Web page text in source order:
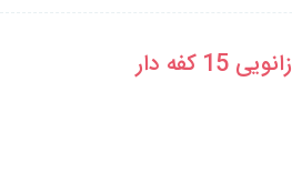
زانویی 15 کفه دار